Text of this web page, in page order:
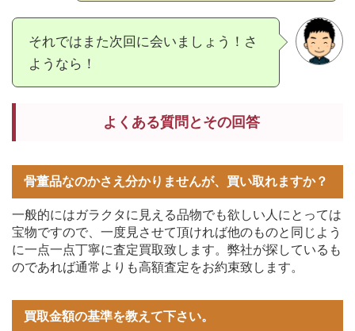
それではまた次回に会いましょう！さ
ようなら！
よくある質問とその回答
骨董品なのかさえ分かりませんが、買い取れますか？
一般的にはガラクタに見える品物でも欲しい人にとっては
宝物ですので、一度見させて頂ければ他のものと同じよう
に一点一点丁寧に査定買取致します。弊社が探しているも
のであれば通常よりも高額査定をお約束致します。
買取金額の基準を教えて下さい。